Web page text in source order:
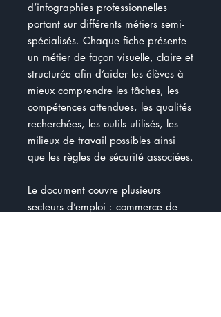
d’infographies professionnelles
portant sur différents métiers semi-
spécialisés. Chaque fiche présente
un métier de façon visuelle, claire et
structurée afin d’aider les élèves à
mieux comprendre les tâches, les
compétences attendues, les qualités
recherchées, les outils utilisés, les
milieux de travail possibles ainsi
que les règles de sécurité associées.
Le document couvre plusieurs
secteurs d’emploi : commerce de